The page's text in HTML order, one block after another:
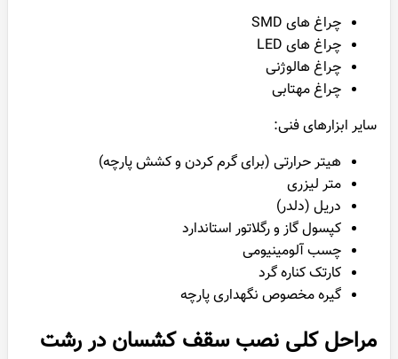
چراغ های SMD
چراغ های LED
چراغ هالوژنی
چراغ مهتابی
سایر ابزارهای فنی:
هیتر حرارتی (برای گرم کردن و کشش پارچه)
متر لیزری
دریل (دلدر)
کپسول گاز و رگلاتور استاندارد
چسب آلومینیومی
کارتک کناره گرد
گیره مخصوص نگهداری پارچه
مراحل کلی نصب سقف کشسان در رشت